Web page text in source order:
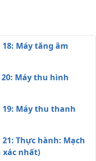
18: Máy tăng âm
20: Máy thu hình
19: Máy thu thanh
21: Thực hành: Mạch
xác nhất)